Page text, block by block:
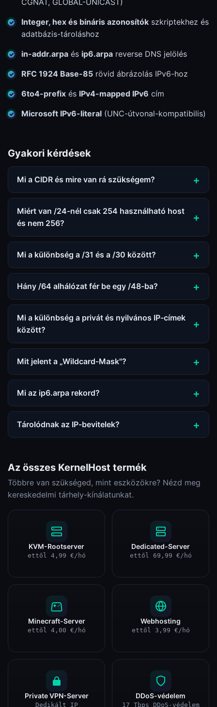
CGNAT, GLOBAL-UNICAST)
Integer, hex és bináris azonosítók szkriptekhez és
adatbázis-tároláshoz
in-addr.arpa és ip6.arpa reverse DNS jelölés
RFC 1924 Base-85 rövid ábrázolás IPv6-hoz
6to4-prefix és IPv4-mapped IPv6 cím
Microsoft IPv6-literal (UNC-útvonal-kompatibilis)
Gyakori kérdések
Mi a CIDR és mire van rá szükségem?
Miért van /24-nél csak 254 használható host
és nem 256?
Mi a különbség a /31 és a /30 között?
Hány /64 alhálózat fér be egy /48-ba?
Mi a különbség a privát és nyilvános IP-címek
között?
Mit jelent a „Wildcard-Mask"?
Mi az ip6.arpa rekord?
Tárolódnak az IP-bevitelek?
Az összes KernelHost termék
Többre van szükséged, mint eszközökre? Nézd meg
kereskedelmi tárhely-kínálatunkat.
KVM-Rootserver
ettől 4,99 €/hó
Dedicated-Server
ettől 69,99 €/hó
Minecraft-Server
ettől 4,00 €/hó
Webhosting
ettől 3,99 €/hó
Private VPN-Server
Dedikált IP
DDoS-védelem
17 Tbps DDoS-védelem